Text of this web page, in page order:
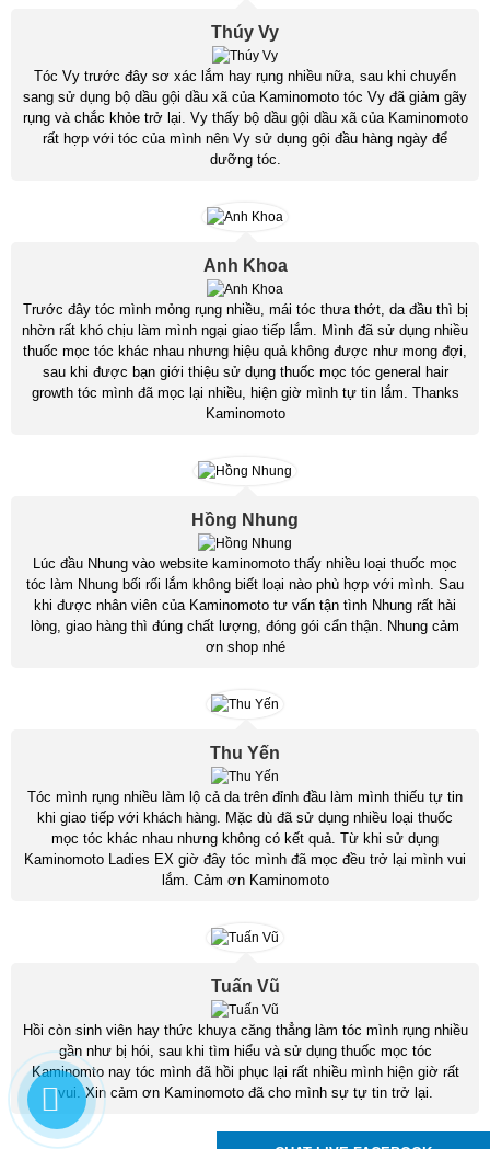
Thúy Vy
Tóc Vy trước đây sơ xác lắm hay rụng nhiều nữa, sau khi chuyển
sang sử dụng bộ dầu gội dầu xã của Kaminomoto tóc Vy đã giảm gãy
rụng và chắc khỏe trở lại. Vy thấy bộ dầu gội dầu xã của Kaminomoto
rất hợp với tóc của mình nên Vy sử dụng gội đầu hàng ngày để
dưỡng tóc.
Anh Khoa
Trước đây tóc mình mỏng rụng nhiều, mái tóc thưa thớt, da đầu thì bị
nhờn rất khó chịu làm mình ngại giao tiếp lắm. Mình đã sử dụng nhiều
thuốc mọc tóc khác nhau nhưng hiệu quả không được như mong đợi,
sau khi được bạn giới thiệu sử dụng thuốc mọc tóc general hair
growth tóc mình đã mọc lại nhiều, hiện giờ mình tự tin lắm. Thanks
Kaminomoto
Hồng Nhung
Lúc đầu Nhung vào website kaminomoto thấy nhiều loại thuốc mọc
tóc làm Nhung bối rối lắm không biết loại nào phù hợp với mình. Sau
khi được nhân viên của Kaminomoto tư vấn tận tình Nhung rất hài
lòng, giao hàng thì đúng chất lượng, đóng gói cẩn thận. Nhung cảm
ơn shop nhé
Thu Yến
Tóc mình rụng nhiều làm lộ cả da trên đỉnh đầu làm mình thiếu tự tin
khi giao tiếp với khách hàng. Mặc dù đã sử dụng nhiều loại thuốc
mọc tóc khác nhau nhưng không có kết quả. Từ khi sử dụng
Kaminomoto Ladies EX giờ đây tóc mình đã mọc đều trở lại mình vui
lắm. Cảm ơn Kaminomoto
Tuấn Vũ
Hồi còn sinh viên hay thức khuya căng thẳng làm tóc mình rụng nhiều
gần như bị hói, sau khi tìm hiểu và sử dụng thuốc mọc tóc
Kaminomto nay tóc mình đã hồi phục lại rất nhiều mình hiện giờ rất
vui. Xin cảm ơn Kaminomoto đã cho mình sự tự tin trở lại.